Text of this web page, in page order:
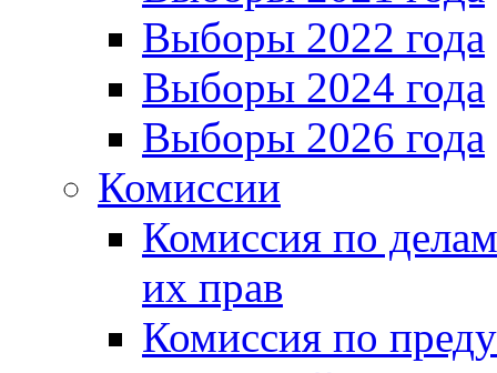
Выборы 2022 года
Выборы 2024 года
Выборы 2026 года
Комиссии
Комиссия по
их прав
Комиссия по